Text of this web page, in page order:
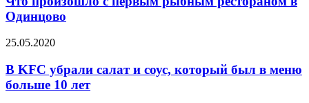
Одинцово
25.05.2020
В KFC убрали салат и соус, который был в меню
больше 10 лет